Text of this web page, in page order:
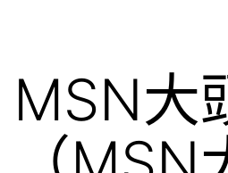
MSN大